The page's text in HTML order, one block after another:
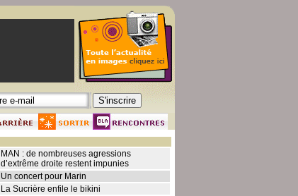
MAN : de nombreuses agressions
d’extrême droite restent impunies
Un concert pour Marin
La Sucrière enfile le bikini